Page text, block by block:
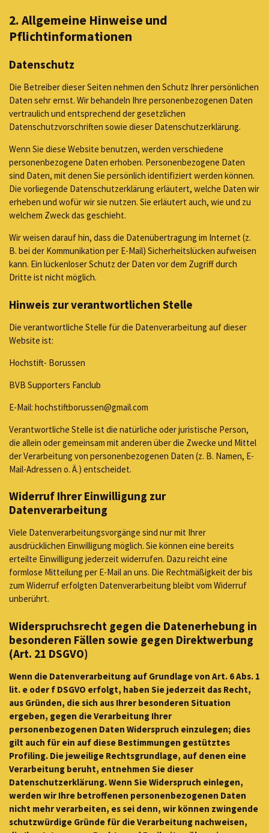
2. Allgemeine Hinweise und
Pflichtinformationen
Datenschutz
Die Betreiber dieser Seiten nehmen den Schutz Ihrer persönlichen
Daten sehr ernst. Wir behandeln Ihre personenbezogenen Daten
vertraulich und entsprechend der gesetzlichen
Datenschutzvorschriften sowie dieser Datenschutzerklärung.
Wenn Sie diese Website benutzen, werden verschiedene
personenbezogene Daten erhoben. Personenbezogene Daten
sind Daten, mit denen Sie persönlich identifiziert werden können.
Die vorliegende Datenschutzerklärung erläutert, welche Daten wir
erheben und wofür wir sie nutzen. Sie erläutert auch, wie und zu
welchem Zweck das geschieht.
Wir weisen darauf hin, dass die Datenübertragung im Internet (z.
B. bei der Kommunikation per E-Mail) Sicherheitslücken aufweisen
kann. Ein lückenloser Schutz der Daten vor dem Zugriff durch
Dritte ist nicht möglich.
Hinweis zur verantwortlichen Stelle
Die verantwortliche Stelle für die Datenverarbeitung auf dieser
Website ist:
Hochstift- Borussen
BVB Supporters Fanclub
E-Mail: hochstiftborussen@gmail.com
Verantwortliche Stelle ist die natürliche oder juristische Person,
die allein oder gemeinsam mit anderen über die Zwecke und Mittel
der Verarbeitung von personenbezogenen Daten (z. B. Namen, E-
Mail-Adressen o. Ä.) entscheidet.
Widerruf Ihrer Einwilligung zur
Datenverarbeitung
Viele Datenverarbeitungsvorgänge sind nur mit Ihrer
ausdrücklichen Einwilligung möglich. Sie können eine bereits
erteilte Einwilligung jederzeit widerrufen. Dazu reicht eine
formlose Mitteilung per E-Mail an uns. Die Rechtmäßigkeit der bis
zum Widerruf erfolgten Datenverarbeitung bleibt vom Widerruf
unberührt.
Widerspruchsrecht gegen die Datenerhebung in
besonderen Fällen sowie gegen Direktwerbung
(Art. 21 DSGVO)
Wenn die Datenverarbeitung auf Grundlage von Art. 6 Abs. 1
lit. e oder f DSGVO erfolgt, haben Sie jederzeit das Recht,
aus Gründen, die sich aus Ihrer besonderen Situation
ergeben, gegen die Verarbeitung Ihrer
personenbezogenen Daten Widerspruch einzulegen; dies
gilt auch für ein auf diese Bestimmungen gestütztes
Profiling. Die jeweilige Rechtsgrundlage, auf denen eine
Verarbeitung beruht, entnehmen Sie dieser
Datenschutzerklärung. Wenn Sie Widerspruch einlegen,
werden wir Ihre betroffenen personenbezogenen Daten
nicht mehr verarbeiten, es sei denn, wir können zwingende
schutzwürdige Gründe für die Verarbeitung nachweisen,